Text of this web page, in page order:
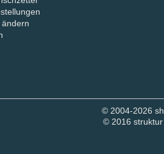
ändern
© 2004-2026
© 2016